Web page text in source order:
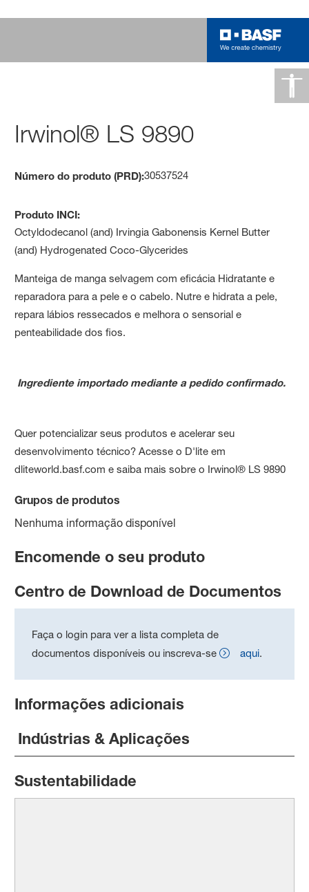
Irwinol® LS 9890
Número do produto (PRD):30537524
Produto INCI:
Octyldodecanol (and) Irvingia Gabonensis Kernel Butter
(and) Hydrogenated Coco-Glycerides
Manteiga de manga selvagem com eficácia Hidratante e
reparadora para a pele e o cabelo. Nutre e hidrata a pele,
repara lábios ressecados e melhora o sensorial e
penteabilidade dos fios.
Ingrediente importado mediante a pedido confirmado.
Quer potencializar seus produtos e acelerar seu
desenvolvimento técnico? Acesse o D'lite em
dliteworld.basf.com e saiba mais sobre o Irwinol® LS 9890
Grupos de produtos
Nenhuma informação disponível
Encomende o seu produto
Centro de Download de Documentos
Faça o login para ver a lista completa de
documentos disponíveis ou inscreva-se
aqui.
Informações adicionais
Indústrias & Aplicações
Sustentabilidade